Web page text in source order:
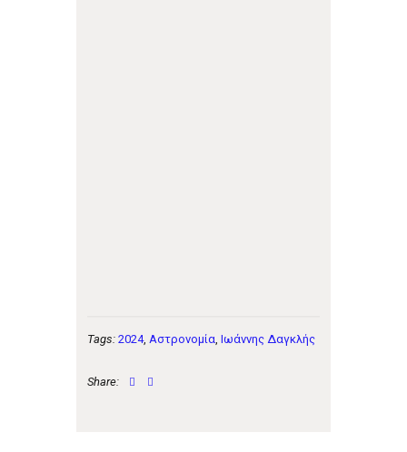
Tags: 2024, Αστρονομία Ιωάννης Δαγκλής
Share: